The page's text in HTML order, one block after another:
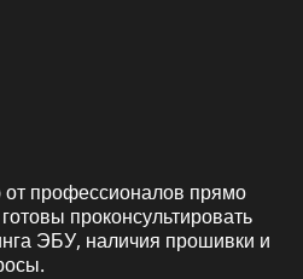
от профессионалов прямо
проконсультировать
ЭБУ, наличия прошивки и